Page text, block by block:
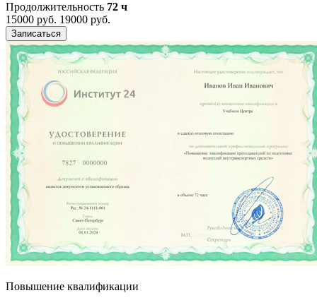
Продолжительность 72 ч
15000 руб. 19000 руб.
Записаться
Повышение квалификации